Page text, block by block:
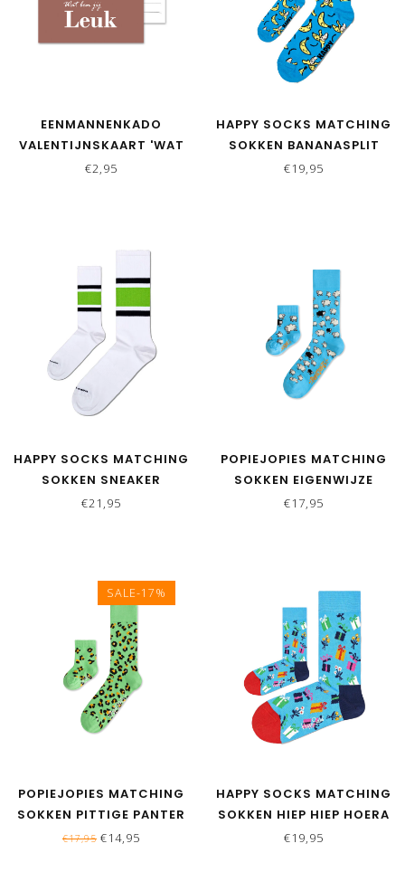
EENMANNENKADO
VALENTIJNSKAART 'WAT
BEN JIJ LEUK'
€2,95
HAPPY SOCKS MATCHING
SOKKEN BANANASPLIT
€19,95
HAPPY SOCKS MATCHING
SOKKEN SNEAKER
DONKERGROEN
€21,95
POPIEJOPIES MATCHING
SOKKEN EIGENWIJZE
SCHAPEN | BLAUW
€17,95
SALE-17%
POPIEJOPIES MATCHING
SOKKEN PITTIGE PANTER
| GROEN
€17,95 €14,95
HAPPY SOCKS MATCHING
SOKKEN HIEP HIEP HOERA
BLAUW
€19,95